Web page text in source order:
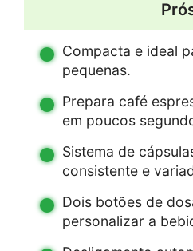
Compacta e ideal
pequenas.
Prepara café
em poucos
Sistema de
consistente e
Dois botões de
personalizar a